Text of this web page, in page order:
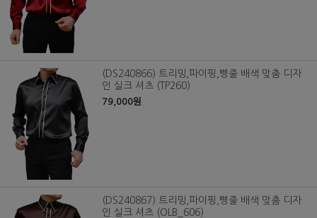
(DS240866) 트리밍,파이핑,삥줄 배색 맞춤 디자
인 실크 셔츠 (TP260)
79,000원
(DS240867) 트리밍,파이핑,삥줄 배색 맞춤 디자
인 실크 셔츠 (OLB_606)